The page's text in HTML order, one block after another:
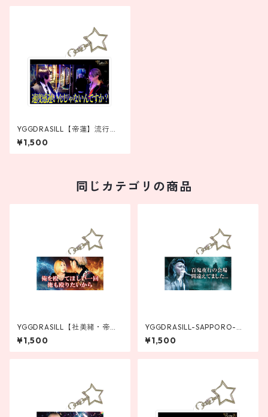
YGGDRASILL【帝蓮】流行語
アクリルキーホルダー
¥1,500
同じカテゴリの商品
YGGDRASILL【社美緒・帝リ
キヤ】流行語アクリルキーホ
ルダー
¥1,500
YGGDRASILL-SAPPORO-
【苺叶夜】流行語アクリルキ
ーホルダー
¥1,500